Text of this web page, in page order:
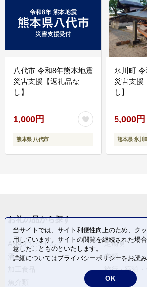
八代市 令和8年熊本地震
災害支援【返礼品な
し】
1,000円
熊本県 八代市
氷川町
災害支援
し】
5,000円
熊本県 氷川
お礼の品から探す
ANAオリジナル
定期便
酒
肉類
旅行・宿泊・
麺類
当サイトでは、サイト利便性向上のため、ク
用しています。サイトの閲覧を継続された場
意したことものといたします。
詳細についてはプライバシーポリシーをお読
OK